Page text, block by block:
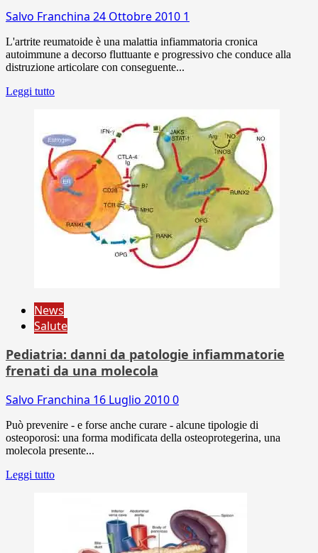
Salvo Franchina 24 Ottobre 2010 1
L'artrite reumatoide è una malattia infiammatoria cronica
autoimmune a decorso fluttuante e progressivo che conduce alla
distruzione articolare con conseguente...
Leggi tutto
News
Salute
Pediatria: danni da patologie infiammatorie
frenati da una molecola
Salvo Franchina 16 Luglio 20100
Può prevenire - e forse anche curare - alcune tipologie di
osteoporosi: una forma modificata della osteoprotegerina, una
molecola presente...
Leggi tutto